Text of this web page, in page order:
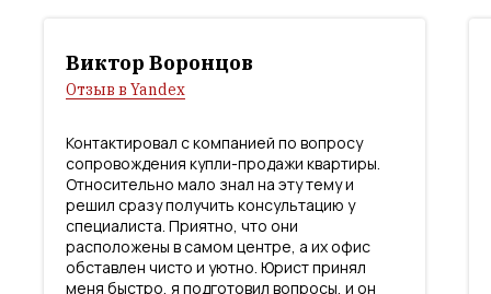
Виктор Воронцов
Отзыв в Yandex
Контактировал с компанией по вопросу
сопровождения купли-продажи квартиры.
Относительно мало знал на эту тему и
решил сразу получить консультацию у
специалиста. Приятно, что они
расположены в самом центре, а их офис
обставлен чисто и уютно. Юрист принял
меня быстро, я подготовил вопросы, и он